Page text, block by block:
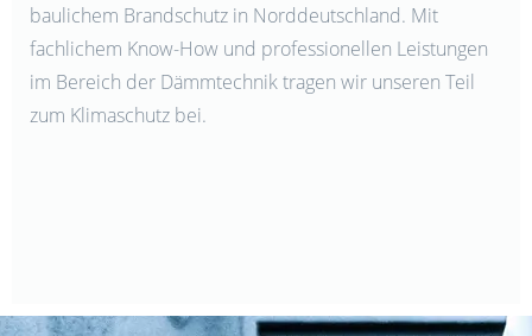
baulichem Brandschutz in Norddeutschland. Mit
fachlichem Know-How und professionellen Leistungen
im Bereich der Dämmtechnik tragen wir unseren Teil
zum Klimaschutz bei.